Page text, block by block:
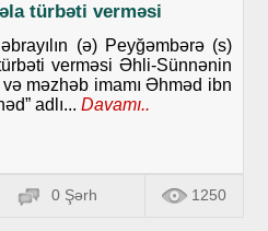
türbəti verməsi
(ə) Peyğəmbərə (s)
verməsi Əhli-Sünnənin
məzhəb imamı Əhməd ibn
adlı... Davamı..
0 Şərh 1250